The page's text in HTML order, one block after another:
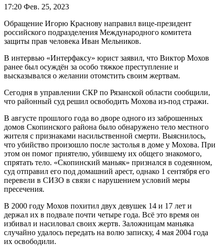
17:20 Фев. 25, 2023
Обращение Игорю Краснову направил вице-президент
российского подразделения Международного комитета
защиты прав человека Иван Мельников.
В интервью «Интерфаксу» юрист заявил, что Виктор Мохов
ранее был осуждён за особо тяжкое преступление и
высказывался о желании отомстить своим жертвам.
Сегодня в управлении СКР по Рязанской области сообщили,
что районный суд решил освободить Мохова из-под стражи.
В августе прошлого года во дворе одного из заброшенных
домов Скопинского района было обнаружено тело местного
жителя с признаками насильственной смерти. Выяснилось,
что убийство произошло после застолья в доме у Мохова. При
этом он помог приятелю, убившему их общего знакомого,
спрятать тело. «Скопинский маньяк» признался в содеянном,
суд отправил его под домашний арест, однако 1 сентября его
перевели в СИЗО в связи с нарушением условий меры
пресечения.
В 2000 году Мохов похитил двух девушек 14 и 17 лет и
держал их в подвале почти четыре года. Всё это время он
избивал и насиловал своих жертв. Заложницам маньяка
случайно удалось передать на волю записку, 4 мая 2004 года
их освободили.